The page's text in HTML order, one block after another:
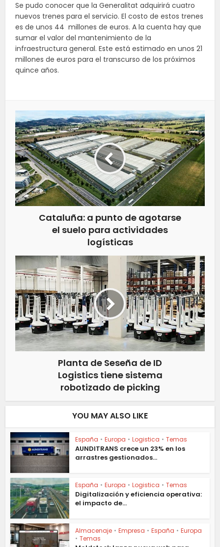
Se pudo conocer que la Generalitat adquirirá cuatro
nuevos trenes para el servicio. El costo de estos trenes
es de unos 44 millones de euros. A la cuenta hay que
sumar el valor del mantenimiento de la
infraestructura general. Este está estimado en unos 21
millones de euros para el transcurso de los próximos
quince años.
Cataluña: a punto de agotarse
el suelo para actividades
logísticas
Planta de Seseña de ID
Logistics tiene sistema
robotizado de picking
YOU MAY ALSO LIKE
España • Europa • Logistica • Temas
AUNDITRANS crece un 23% en los
arrastres gestionados...
España • Europa • Logistica • Temas
Digitalización y eficiencia operativa:
el impacto de...
Almacenaje • Empresa • España • Europa
• Temas